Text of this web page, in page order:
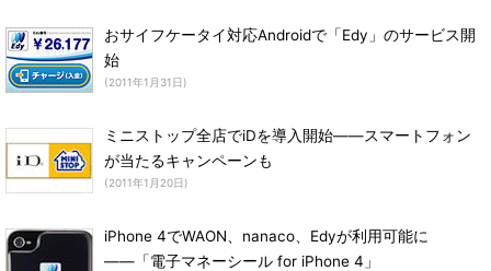
おサイフケータイ対応Androidで「Edy」のサービス開
始
(2011年1月31日)
ミニストップ全店でiDを導入開始――スマートフォン
が当たるキャンペーンも
(2011年1月20日)
iPhone 4でWAON、nanaco、Edyが利用可能に
――「電子マネーシール for iPhone 4」